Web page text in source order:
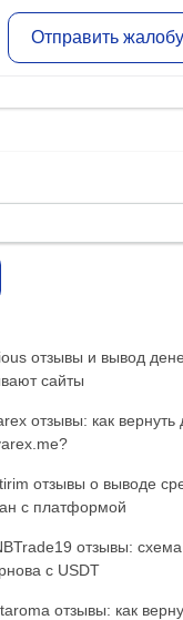
Отправить
отзывы и вывод
сайты
отзывы: как вернуть
отзывы о выводе
с платформой
отзывы:
с USDT
отзывы: как